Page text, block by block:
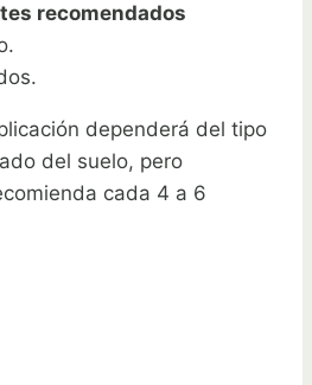
recomendados
dependerá del tipo
del suelo, pero
cada 4 a 6